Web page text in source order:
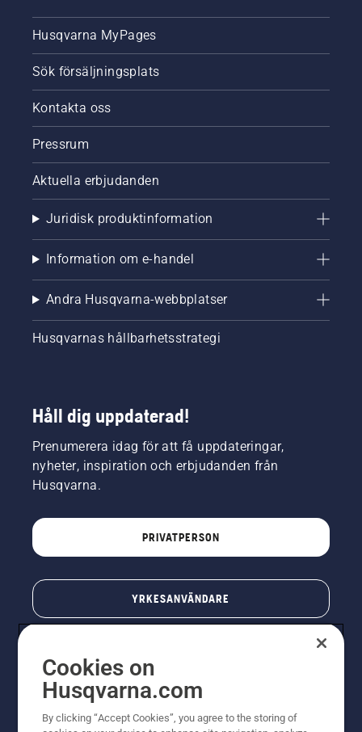
Husqvarna MyPages
Sök försäljningsplats
Kontakta oss
Pressrum
Aktuella erbjudanden
Juridisk produktinformation
Information om e-handel
Andra Husqvarna-webbplatser
Husqvarnas hållbarhetsstrategi
Håll dig uppdaterad!
Prenumerera idag för att få uppdateringar,
nyheter, inspiration och erbjudanden från
Husqvarna.
PRIVATPERSON
YRKESANVÄNDARE
Cookies on
Husqvarna.com
By clicking “Accept Cookies”, you agree to the storing of